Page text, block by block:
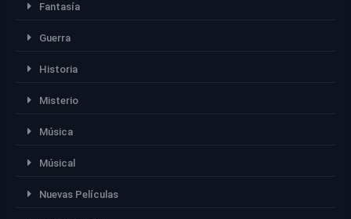
Fantasía
Guerra
Historia
Misterio
Música
Músical
Nuevas Películas